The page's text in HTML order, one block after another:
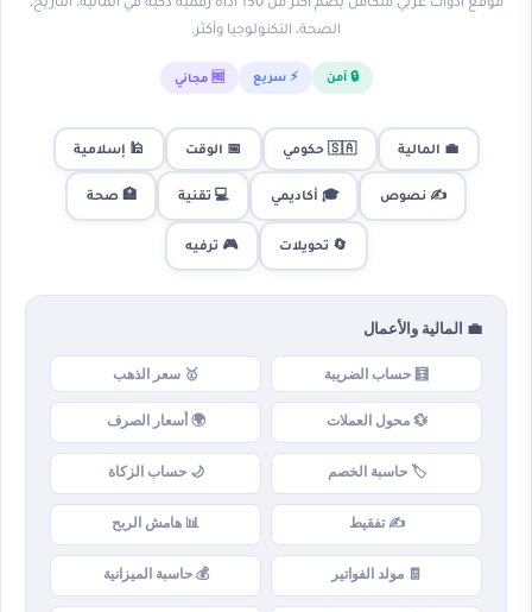
موقع أدوات عربي متكامل يضم أكثر من 150 أداة رقمية ذكية في المالية، التاريخ،
الصحة، التكنولوجيا وأكثر.
🔒 آمن ⚡ سريع 🆓 مجاني
💼 المالية 🇸🇦 حكومي 📅 الوقت 🕌 إسلامية
✍️ نصوص 🎓 أكاديمي 💻 تقنية 🏥 صحة
🔄 تحويلات 🎮 ترفيه
💼 المالية والأعمال
🧮 حساب الضريبة 🥇 سعر الذهب
💱 محول العملات 🌍 أسعار الصرف
🏷️ حاسبة الخصم 🌙 حساب الزكاة
✍️ تفقيط 📊 هامش الربح
🧾 مولد الفواتير 💰 حاسبة الميزانية